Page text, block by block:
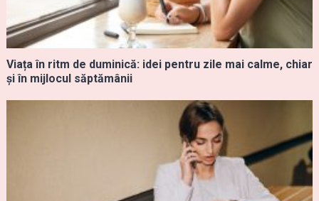
Viața în ritm de duminică: idei pentru zile mai calme, chiar
și în mijlocul săptămânii